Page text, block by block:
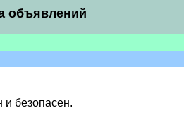
объявлений
и безопасен.